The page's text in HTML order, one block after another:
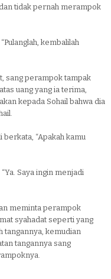
tidak pernah merampok
kembalilah
sang perampok tampak
uang yang ia terima,
kepada Sohail bahwa dia
“Apakah kamu
Saya ingin menjadi
meminta perampok
syahadat seperti yang
tangannya, kemudian
tangannya sang